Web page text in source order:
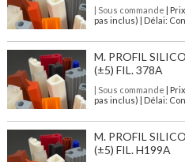
| Sous commande |
pas inclus) | Délai:
M. PROFIL
(±5) FIL. 378A
| Sous commande |
pas inclus) | Délai:
M. PROFIL
(±5) FIL. H199A